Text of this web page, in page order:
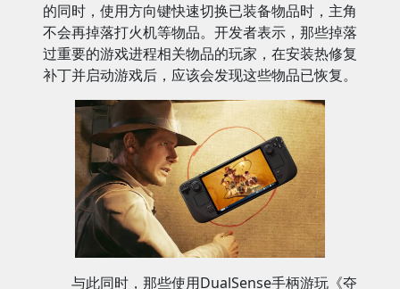
的同时，使用方向键快速切换已装备物品时，主角
不会再掉落打火机等物品。开发者表示，那些掉落
过重要的游戏进程相关物品的玩家，在安装热修复
补丁并启动游戏后，应该会发现这些物品已恢复。
与此同时，那些使用DualSense手柄游玩《夺